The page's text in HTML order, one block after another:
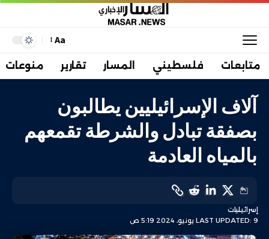
Aa
متابعات فلسطيني المسار تقارير منوعات
آلاف الإسرائيليين يطالبون
بصفقة تبادل والشرطة تقمعهم
بالمياه العادمة
LAST UPDATED: 9 يونيو، 2024 5:19 ص
إسرائيليات